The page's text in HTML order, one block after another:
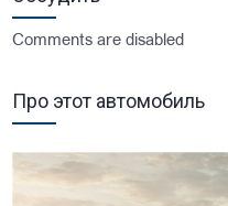
Comments are disabled
Про этот автомобиль